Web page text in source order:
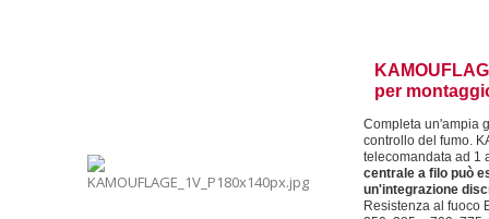
per
Completa un'ampia
controllo del fumo.
telecomandata ad 1
centrale a filo può
un'integrazione
Resistenza al fuoco